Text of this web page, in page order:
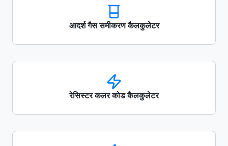
आदर्श गैस समीकरण कैलकुलेटर
रेसिस्टर कलर कोड कैलकुलेटर